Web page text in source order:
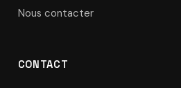
Nous contacter
CONTACT